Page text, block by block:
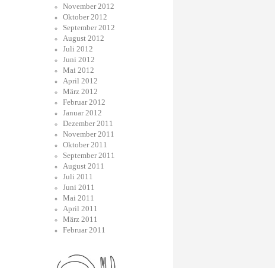
November 2012
Oktober 2012
September 2012
August 2012
Juli 2012
Juni 2012
Mai 2012
April 2012
März 2012
Februar 2012
Januar 2012
Dezember 2011
November 2011
Oktober 2011
September 2011
August 2011
Juli 2011
Juni 2011
Mai 2011
April 2011
März 2011
Februar 2011